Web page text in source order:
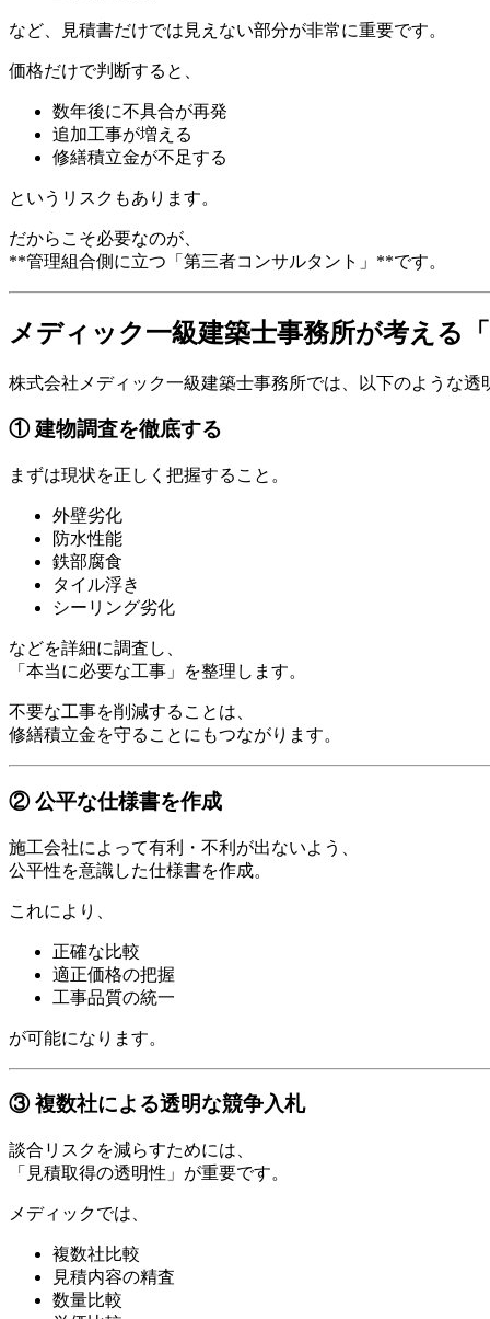
など、見積書だけでは見えない部分が非常に重要です。
価格だけで判断すると、
数年後に不具合が再発
追加工事が増える
修繕積立金が不足する
というリスクもあります。
だからこそ必要なのが、
**管理組合側に立つ「第三者コンサルタント」**です。
メディック一級建築士事務所が考える
株式会社メディック一級建築士事務所では、以下のような透
① 建物調査を徹底する
まずは現状を正しく把握すること。
外壁劣化
防水性能
鉄部腐食
タイル浮き
シーリング劣化
などを詳細に調査し、
「本当に必要な工事」を整理します。
不要な工事を削減することは、
修繕積立金を守ることにもつながります。
② 公平な仕様書を作成
施工会社によって有利・不利が出ないよう、
公平性を意識した仕様書を作成。
これにより、
正確な比較
適正価格の把握
工事品質の統一
が可能になります。
③ 複数社による透明な競争入札
談合リスクを減らすためには、
「見積取得の透明性」が重要です。
メディックでは、
複数社比較
見積内容の精査
数量比較